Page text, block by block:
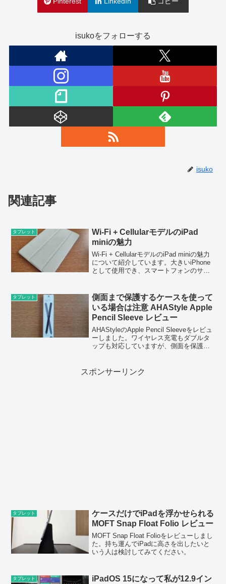
isukoをフォローする
isuko
関連記事
タブレット
Wi-Fi + CellularモデルのiPad
miniの魅力
Wi-Fi + CellularモデルのiPad miniの魅力
について紹介しています。大きいiPhone
として使用でき、スマートフォンのサブ
タブレット
側面まで保護するケースを使って
いる場合は注意 AHAStyle Apple
Pencil Sleeve レビュー
AHAStyleのApple Pencil Sleeveをレビュ
ーしました。ワイヤレス充電もダブルタ
ップも対応していますが、側面を保護し
す。
スポンサーリンク
タブレット
ケースだけでiPadを浮かせられる
MOFT Snap Float Folio レビュー
MOFT Snap Float Folioをレビューしまし
た。持ち運んでiPadに高さを出したいと
いう人は検討してみてください。
タブレット
iPadOS 15になって私が12.9イン